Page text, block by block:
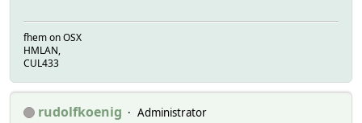
fhem on OSX
HMLAN,
CUL433
rudolfkoenig
Administrator